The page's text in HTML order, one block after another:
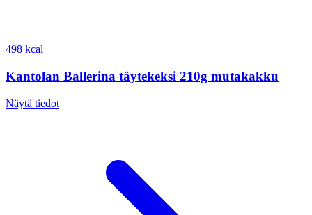
498 kcal
Kantolan Ballerina täytekeksi 210g mutakakku
Näytä tiedot